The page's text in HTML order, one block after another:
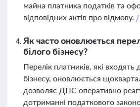
майна платника податків та
відповідних актів про відмову.
Як часто оновлюється
білого бізнесу?
Перелік платників, які входять
бізнесу, оновлюється
дозволяє ДПС оперативно
дотриманні податкового